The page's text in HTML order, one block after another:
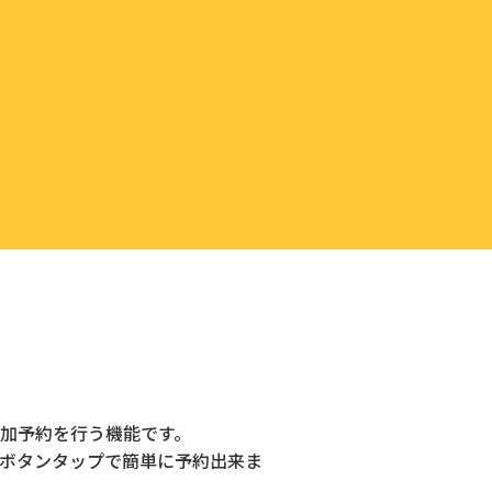
約を行う機能です。
タンタップで簡単に予約出来ま